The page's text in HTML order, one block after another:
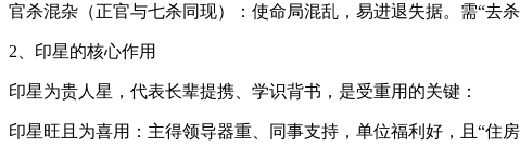
官杀混杂（正官与七杀同现）：使命局混乱，易进退失据。需“去
2、印星的核心作用
印星为贵人星，代表长辈提携、学识背书，是受重用的关键：
印星旺且为喜用：主得领导器重、同事支持，单位福利好，且“住房